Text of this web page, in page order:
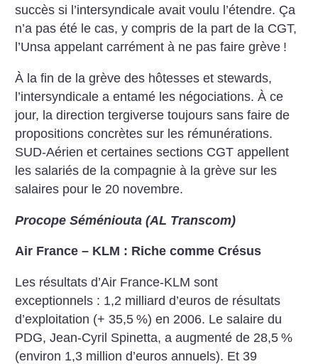
succès si l’intersyndicale avait voulu l’étendre. Ça
n’a pas été le cas, y compris de la part de la CGT,
l’Unsa appelant carrément à ne pas faire grève !
À la fin de la grève des hôtesses et stewards,
l’intersyndicale a entamé les négociations. À ce
jour, la direction tergiverse toujours sans faire de
propositions concrètes sur les rémunérations.
SUD-Aérien et certaines sections CGT appellent
les salariés de la compagnie à la grève sur les
salaires pour le 20 novembre.
Procope Séméniouta (AL Transcom)
Air France – KLM : Riche comme Crésus
Les résultats d’Air France-KLM sont
exceptionnels : 1,2 milliard d’euros de résultats
d’exploitation (+ 35,5 %) en 2006. Le salaire du
PDG, Jean-Cyril Spinetta, a augmenté de 28,5 %
(environ 1,3 million d’euros annuels). Et 39